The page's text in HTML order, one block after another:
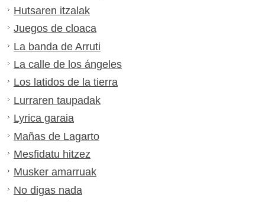
Hutsaren itzalak
Juegos de cloaca
La banda de Arruti
La calle de los ángeles
Los latidos de la tierra
Lurraren taupadak
Lyrica garaia
Mañas de Lagarto
Mesfidatu hitzez
Musker amarruak
No digas nada